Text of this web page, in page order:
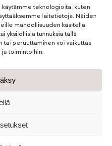
teknologioita, kuten
laitetietoja. Näiden
mahdollisuuden käsitellä
yksilöllisiä tunnuksia tällä
tai peruuttaminen voi vaikuttaa
toimintoihin.
säätiö 2026